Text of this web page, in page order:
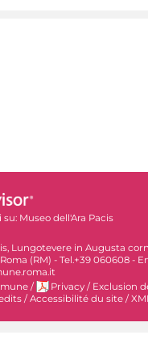
su: Museo dell'Ara Pacis
Lungotevere in Augusta
(RM) - Tel.+39 060608 -
/ Privacy / Exclusion
/Accessibilité du site /